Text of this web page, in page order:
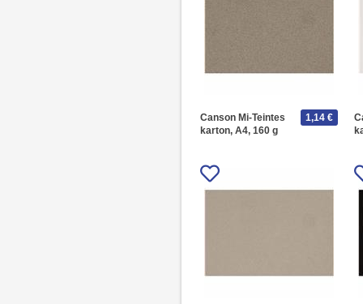
Canson Mi-Teintes
karton, A4, 160 g
1,14 €